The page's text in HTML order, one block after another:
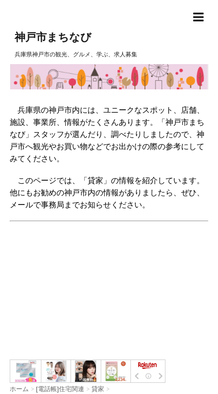
神戸市まちなび
兵庫県神戸市の観光、グルメ、学ぶ、求人募集
兵庫県の神戸市内には、ユニークなスポット、店舗、
施設、事業所、情報がたくさんあります。「神戸市まち
なび」スタッフが選んだり、調べたりしましたので、神
戸市へ観光やお買い物などでお出かけの際の参考にして
みてください。
このページでは、「貸家」の情報を紹介しています。
他にもお勧めの神戸市内の情報がありましたら、ぜひ、
メールで事務局までお知らせください。
ホーム > [電話帳]住宅関連 > 貸家 >